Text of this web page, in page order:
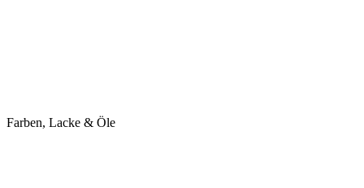
Farben, Lacke & Öle